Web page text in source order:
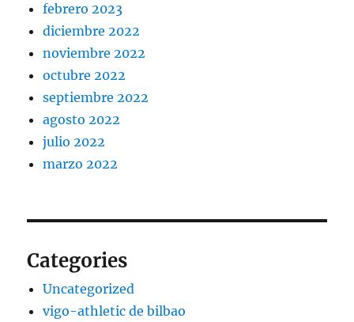
febrero 2023
diciembre 2022
noviembre 2022
octubre 2022
septiembre 2022
agosto 2022
julio 2022
marzo 2022
Categories
Uncategorized
vigo-athletic de bilbao